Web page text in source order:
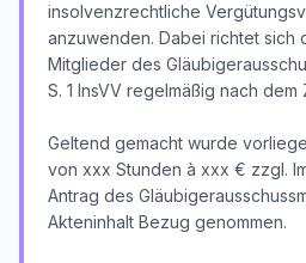
insolvenzrechtliche
anzuwenden. Dabei richtet sich
Mitglieder des
S. 1 InsVV regelmäßig nach dem
Geltend gemacht wurde
von xxx Stunden à xxx € zzgl.
Antrag des
Akteninhalt Bezug genommen.